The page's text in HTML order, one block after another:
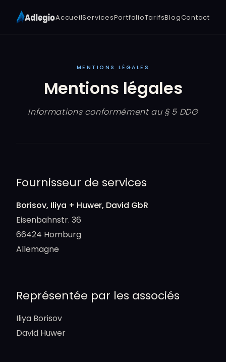
AccueilServicesPortfolioTarifsBlogContact
MENTIONS LÉGALES
Mentions légales
Informations conformément au § 5 DDG
Fournisseur de services
Borisov, Iliya + Huwer, David GbR
Eisenbahnstr. 36
66424 Homburg
Allemagne
Représentée par les associés
Iliya Borisov
David Huwer